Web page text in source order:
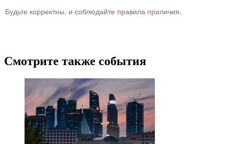
Будьте корректны, и соблюдайте правила приличия.
Смотрите также события